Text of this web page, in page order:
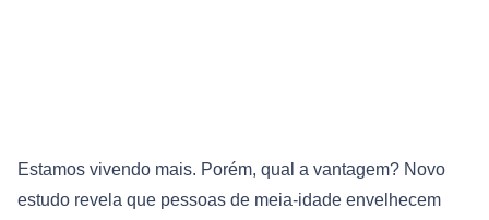
Estamos vivendo mais. Porém, qual a vantagem? Novo
estudo revela que pessoas de meia-idade envelhecem